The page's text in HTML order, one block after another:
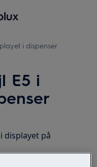
i dispenser
E5 i
displayet på